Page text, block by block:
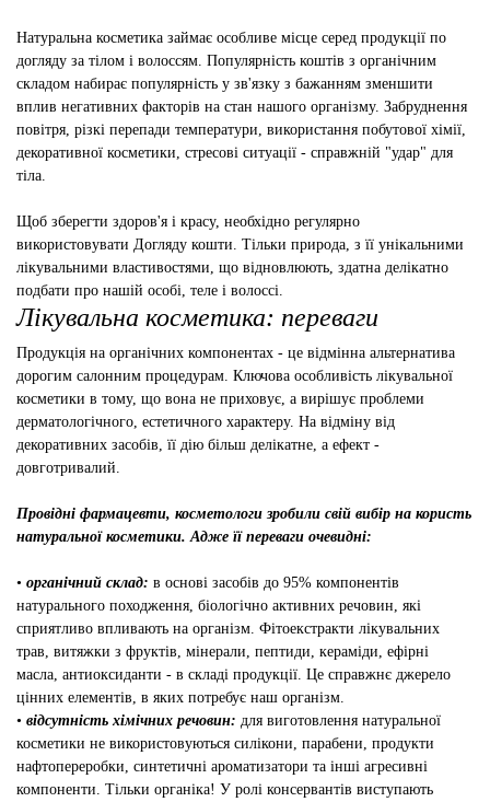
Натуральна косметика займає особливе місце серед продукції по
догляду за тілом і волоссям. Популярність коштів з органічним
складом набирає популярність у зв'язку з бажанням зменшити
вплив негативних факторів на стан нашого організму. Забруднення
повітря, різкі перепади температури, використання побутової хімії,
декоративної косметики, стресові ситуації - справжній "удар" для
тіла.
Щоб зберегти здоров'я і красу, необхідно регулярно
використовувати Догляду кошти. Тільки природа, з її унікальними
лікувальними властивостями, що відновлюють, здатна делікатно
подбати про нашій особі, теле і волоссі.
Лікувальна косметика: переваги
Продукція на органічних компонентах - це відмінна альтернатива
дорогим салонним процедурам. Ключова особливість лікувальної
косметики в тому, що вона не приховує, а вирішує проблеми
дерматологічного, естетичного характеру. На відміну від
декоративних засобів, її дію більш делікатне, а ефект -
довготривалий.
Провідні фармацевти, косметологи зробили свій вибір на користь
натуральної косметики. Адже її переваги очевидні:
• органічний склад: в основі засобів до 95% компонентів
натурального походження, біологічно активних речовин, які
сприятливо впливають на організм. Фітоекстракти лікувальних
трав, витяжки з фруктів, мінерали, пептиди, кераміди, ефірні
масла, антиоксиданти - в складі продукції. Це справжнє джерело
цінних елементів, в яких потребує наш організм.
• відсутність хімічних речовин: для виготовлення натуральної
косметики не використовуються силікони, парабени, продукти
нафтопереробки, синтетичні ароматизатори та інші агресивні
компоненти. Тільки органіка! У ролі консервантів виступають